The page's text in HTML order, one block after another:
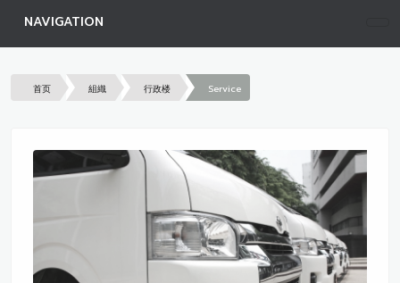
NAVIGATION
首页 組織 行政楼 Service